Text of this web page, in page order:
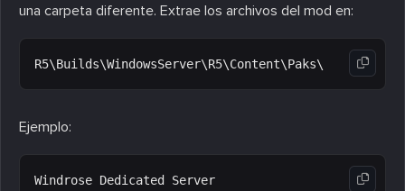
una carpeta diferente. Extrae los archivos del mod en:
Ejemplo:
Windrose Dedicated Server